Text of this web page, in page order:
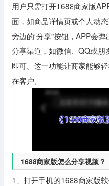
冒险解谜 赛
动作射击
用户只需打开1688商家版
面，如商品详情页或个人动
旁边的“分享”按钮，APP会
分享渠道，如微信、QQ或朋
即可。这一功能让商家能够
在客户。
1688商家版怎么分享视频？
1、打开手机的1688商家版软